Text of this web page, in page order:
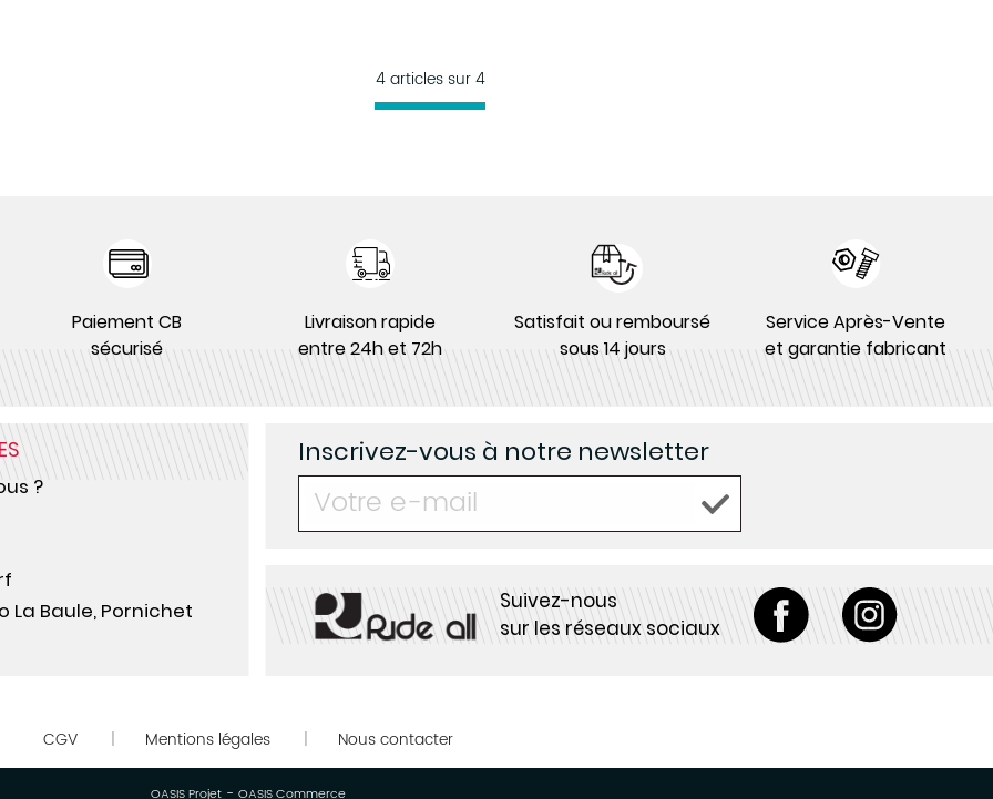
4 articles sur4
Paiement CB
sécurisé
Livraison rapide
entre 24h et 72h
Satisfait ou remboursé
sous 14 jours
Service Après-Vente
et garantie fabricant
?
La Baule, Pornichet
Inscrivez-vous à notre newsletter
Suivez-nous
sur les réseaux sociaux
CGV | Mentions légales | Nous contacter
OASIS Projet - OASIS Commerce